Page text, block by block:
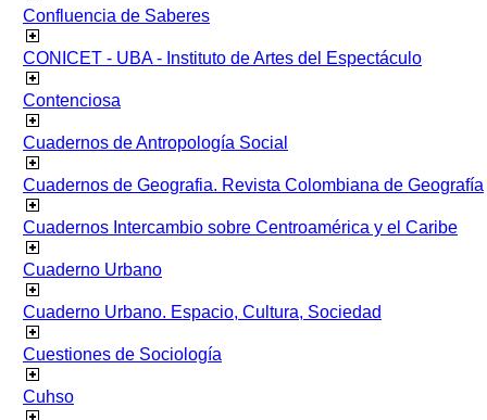
Confluencia de Saberes
CONICET - UBA - Instituto de Artes del Espectáculo
Contenciosa
Cuadernos de Antropología Social
Cuadernos de Geografia. Revista Colombiana de Geografía
Cuadernos Intercambio sobre Centroamérica y el Caribe
Cuaderno Urbano
Cuaderno Urbano. Espacio, Cultura, Sociedad
Cuestiones de Sociología
Cuhso